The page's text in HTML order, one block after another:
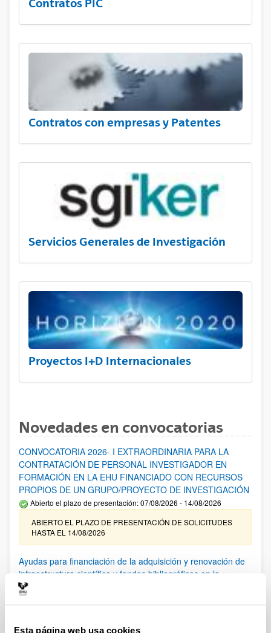
Esta página web usa cookies
Contratos PIC
Contratos con empresas y Patentes
Servicios Generales de Investigación
Proyectos I+D Internacionales
Novedades en convocatorias
CONVOCATORIA 2026- I EXTRAORDINARIA PARA LA
CONTRATACIÓN DE PERSONAL INVESTIGADOR EN
FORMACIÓN EN LA EHU FINANCIADO CON RECURSOS
PROPIOS DE UN GRUPO/PROYECTO DE INVESTIGACIÓN
Abierto el plazo de presentación: 07/08/2026 - 14/08/2026
ABIERTO EL PLAZO DE PRESENTACIÓN DE SOLICITUDES
HASTA EL 14/08/2026
Ayudas para financiación de la adquisición y renovación de
infraestructura científica y fondos bibliográficos en la
UPV/EHU 2026
solicitudes admitidas y excluidas. 23/03/2026: Relación